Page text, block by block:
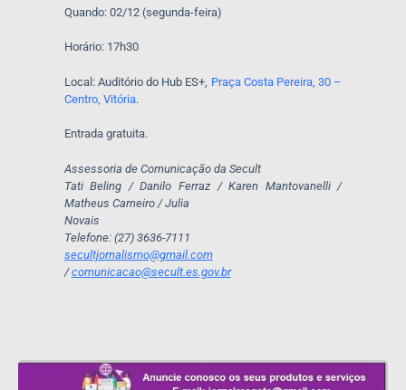
Quando: 02/12 (segunda-feira)
Horário: 17h30
Local: Auditório do Hub ES+, Praça Costa Pereira, 30 –
Centro, Vitória.
Entrada gratuita.
Assessoria de Comunicação da Secult
Tati Beling / Danilo Ferraz / Karen Mantovanelli /
Matheus Carneiro / Julia
Novais
Telefone: (27) 3636-7111
secultjornalismo@gmail.com
/comunicacao@secult.es.gov.br